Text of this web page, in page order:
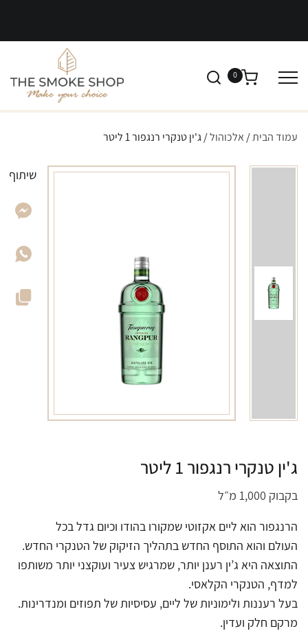
0
עמוד הבית/ אלכוהול/ ג'ין טנקרי רנגפור 1 ליטר
ג'ין טנקרי רנגפור 1 ליטר
בקבוק 1,000 מ״ל
הרנגפור הוא ליים אקזוטי שמקורו בהודו וכיום גדל בכל
העולם והוא התוסף החדש בתהליך הזיקוק של הטנקרי החדש.
התוצאה היא ג’ין רענן יותר, שמרגיש צעיר ועוקצני יותר משותפו
למדף, הטנקרי הקלאסי.
בעל רעננות ולימוניות של ליים, עסיסיות של תפוזים ומנדרינות.
מרקם חלק ועדין.
שיתוף